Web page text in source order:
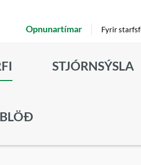
STJÓRNSÝSLA
Opnunartímar Fyrir